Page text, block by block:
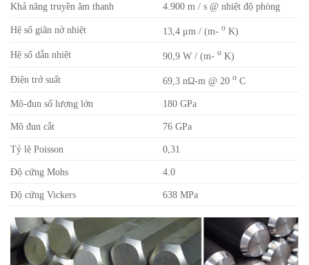
Khả năng truyền âm thanh 4.900 m / s @ nhiệt độ phòng
Hệ số giãn nở nhiệt 13,4 μm / (m-o K)
Hệ số dẫn nhiệt 90,9 W / (m-o K)
Điện trở suất 69,3 nΩ-m @ 20o C
Mô-đun số lượng lớn 180 GPa
Mô đun cắt 76 GPa
Tỷ lệ Poisson 0,31
Độ cứng Mohs 4.0
Độ cứng Vickers 638 MPa